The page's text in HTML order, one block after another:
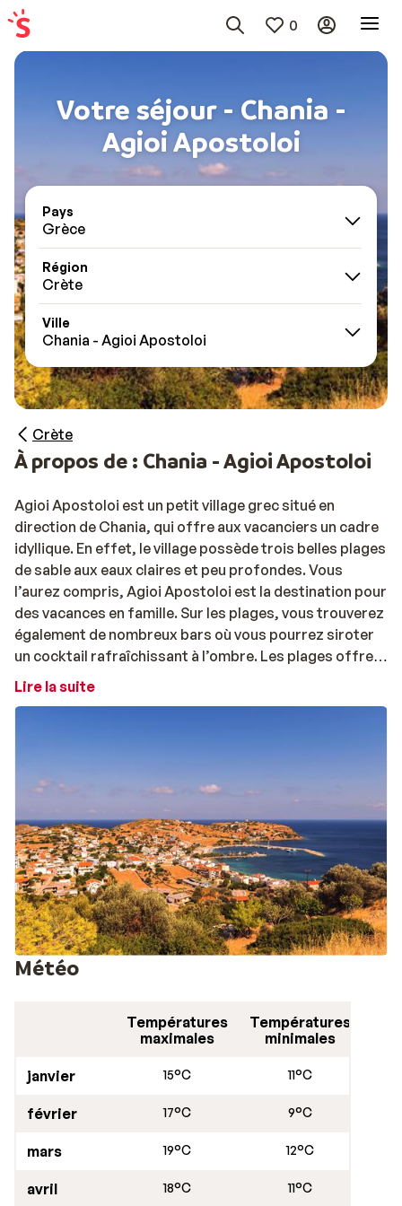
0
Votre séjour - Chania -
Agioi Apostoloi
Pays
Grèce
Région
Crète
Ville
Chania - Agioi Apostoloi
Crète
À propos de : Chania - Agioi Apostoloi
Agioi Apostoloi est un petit village grec situé en
direction de Chania, qui offre aux vacanciers un cadre
idyllique. En effet, le village possède trois belles plages
de sable aux eaux claires et peu profondes. Vous
l’aurez compris, Agioi Apostoloi est la destination pour
des vacances en famille. Sur les plages, vous trouverez
également de nombreux bars où vous pourrez siroter
un cocktail rafraîchissant à l’ombre. Les plages offrent
diverses possibilités d’activités, comme la plongée et
Lire la suite
Météo
Températures
maximales
Températures
minimales
janvier 15°C 11°C
février 17°C 9°C
mars 19°C 12°C
avril 18°C 11°C